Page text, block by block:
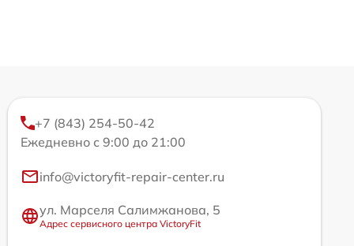
+7 (843) 254-50-42
Ежедневно с 9:00 до 21:00
info@victoryfit-repair-center.ru
ул. Марселя Салимжанова, 5
Адрес сервисного центра VictoryFit